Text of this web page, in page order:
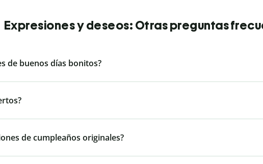
Expresiones y deseos: Otras preguntas
de buenos días bonitos?
de cumpleaños originales?